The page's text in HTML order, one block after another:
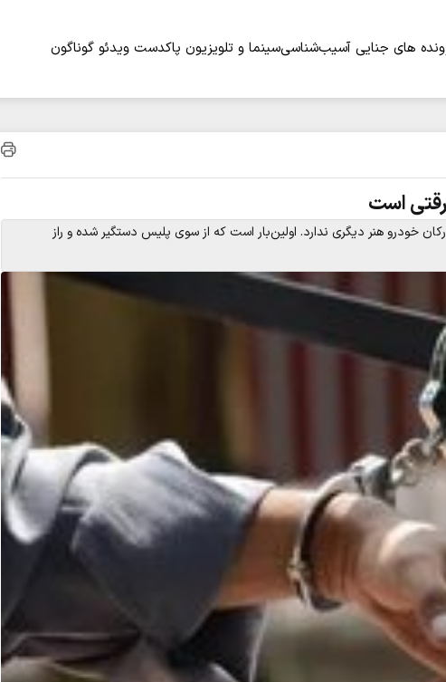
های جنایی آسیب‌شناسیسینما و تلویزیون پاکدست ویدئو گوناگون
است
خودرو هنر دیگری ندارد. اولین‌بار است که از سوی پلیس دستگیر شده و راز